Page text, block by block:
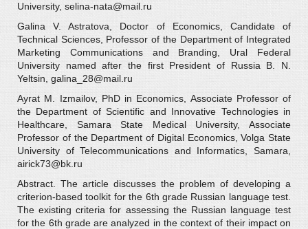
University, selina-nata@mail.ru
Galina V. Astratova, Doctor of Economics, Candidate of
Technical Sciences, Professor of the Department of Integrated
Marketing Communications and Branding, Ural Federal
University named after the first President of Russia B. N.
Yeltsin, galina_28@mail.ru
Ayrat M. Izmailov, PhD in Economics, Associate Professor of
the Department of Scientific and Innovative Technologies in
Healthcare, Samara State Medical University, Associate
Professor of the Department of Digital Economics, Volga State
University of Telecommunications and Informatics, Samara,
airick73@bk.ru
Abstract. The article discusses the problem of developing a
criterion-based toolkit for the 6th grade Russian language test.
The existing criteria for assessing the Russian language test
for the 6th grade are analyzed in the context of their impact on